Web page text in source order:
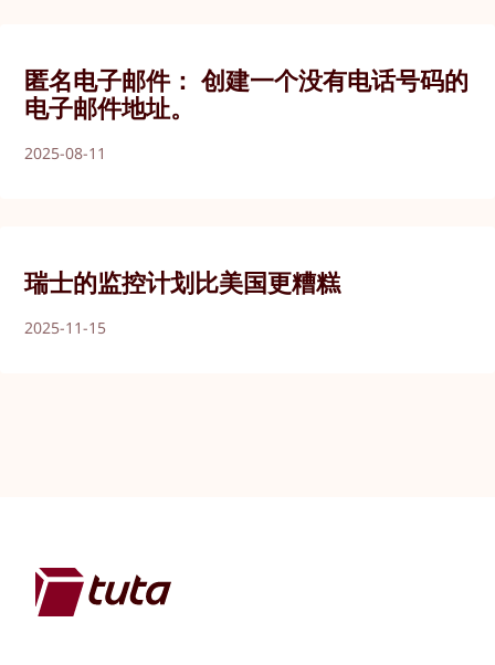
匿名电子邮件： 创建一个没有电话号码的
电子邮件地址。
2025-08-11
瑞士的监控计划比美国更糟糕
2025-11-15